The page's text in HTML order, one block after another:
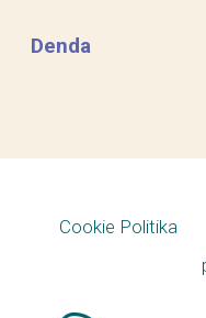
Denda
Cookie Politika